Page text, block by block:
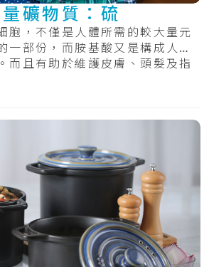
礦物質：硫
胞，不僅是人體所需的較大量元
一部份，而胺基酸又是構成人體
而且有助於維護皮膚、頭髮及指